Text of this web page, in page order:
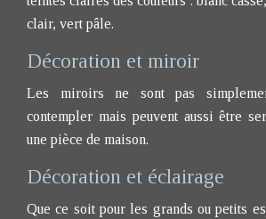
clair, vert pâle.
Décoration et miroir
Les miroirs ne sont pas
contempler mais peuvent aussi être
une pièce de maison.
Décoration et éclairage
Que ce soit pour les grands ou petits